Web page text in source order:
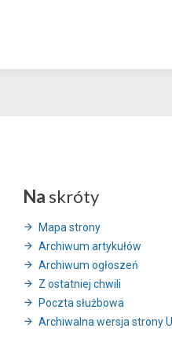
Na skróty
Mapa strony
Archiwum artykułów
Archiwum ogłoszeń
Z ostatniej chwili
Poczta służbowa
Archiwalna wersja strony